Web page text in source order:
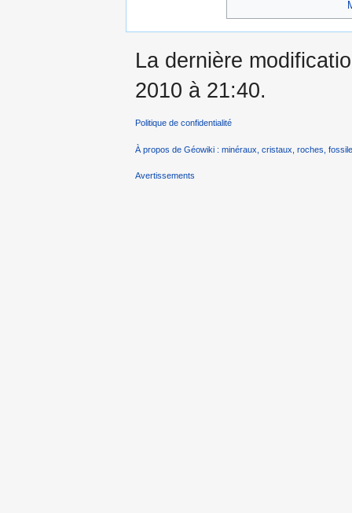
La dernière
2010 à 21:40.
Politique de confidentialité
À propos de Géowiki : minéraux, cristaux, roches,
Avertissements